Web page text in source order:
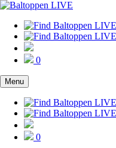
0
Menu
0